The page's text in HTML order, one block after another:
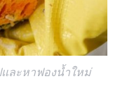
ละหาฟองน้ำใหม่